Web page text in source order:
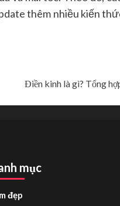
thêm nhiều kiến
Điền kinh là gì? Tổng
mục
đẹp